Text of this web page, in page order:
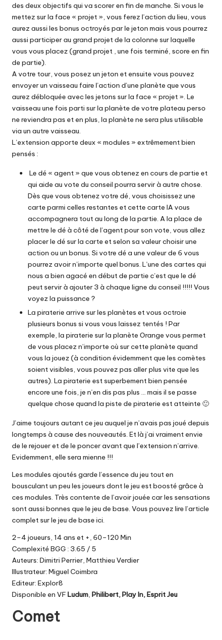
des deux objectifs qui va scorer en fin de manche. Si vous le
mettez sur la face « projet », vous ferez l’action du lieu, vous
aurez aussi les bonus octroyés par le jeton mais vous pourrez
aussi participer au grand projet de la colonne sur laquelle
vous vous placez (grand projet , une fois terminé, score en fin
de partie).
A votre tour, vous posez un jeton et ensuite vous pouvez
envoyer un vaisseau faire l’action d’une planète que vous
aurez débloquée avec les jetons sur la face « projet ». Le
vaisseau une fois parti sur la planète de votre plateau perso
ne reviendra pas et en plus, la planète ne sera plus utilisable
via un autre vaisseau.
L’extension apporte deux « modules » extrêmement bien
pensés :
Le dé « agent » que vous obtenez en cours de partie et
qui aide au vote du conseil pourra servir à autre chose.
Dès que vous obtenez votre dé, vous choisissez une
carte parmi celles restantes et cette carte IA vous
accompagnera tout au long de la partie. A la place de
mettre le dé à côté de l’agent pour son vote, vous allez
placer le dé sur la carte et selon sa valeur choisir une
action ou un bonus. Si votre dé a une valeur de 6 vous
pourrez avoir n’importe quel bonus. L’une des cartes qui
nous a bien agacé en début de partie c’est que le dé
peut servir à ajouter 3 à chaque ligne du conseil !!!!! Vous
voyez la puissance ?
La piraterie arrive sur les planètes et vous octroie
plusieurs bonus si vous vous laissez tentés ! Par
exemple, la piraterie sur la planète Orange vous permet
de vous placez n’importe où sur cette planète quand
vous la jouez (à condition évidemment que les comètes
soient visibles, vous pouvez pas aller plus vite que les
autres). La piraterie est superbement bien pensée
encore une fois, je n’en dis pas plus … mais il se passe
quelque chose quand la piste de piraterie est atteinte 🙂
J’aime toujours autant ce jeu auquel je n’avais pas joué depuis
longtemps à cause des nouveautés. Et là j’ai vraiment envie
de le rejouer et de le poncer avant que l’extension n’arrive.
Evidemment, elle sera mienne !!!
Les modules ajoutés garde l’essence du jeu tout en
bousculant un peu les joueurs dont le jeu est boosté grâce à
ces modules. Très contente de l’avoir jouée car les sensations
sont aussi bonnes que le jeu de base. Vous pouvez lire l’article
complet sur le jeu de base ici.
2–4 joueurs, 14 ans et +, 60–120 Min
Complexité BGG : 3.65 / 5
Auteurs: Dimitri Perrier, Matthieu Verdier
Illustrateur: Miguel Coimbra
Editeur: Explor8
Disponible en VFLudum, Philibert,Play In,Esprit Jeu
Comet